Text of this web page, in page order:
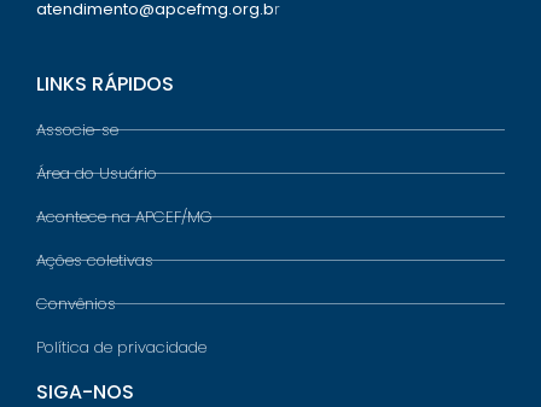
atendimento@apcefmg.org.br
LINKS RÁPIDOS
Associe-se
Área do Usuário
Acontece na APCEF/MG
Ações coletivas
Convênios
Política de privacidade
SIGA-NOS